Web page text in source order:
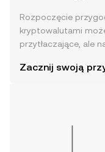
Rozpoczęcie
kryptowalutami
przytłaczające, ale
mogłoby się
Zacznij swoją